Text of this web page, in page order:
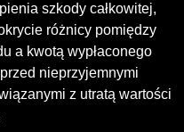
szkody całkowitej,
różnicy pomiędzy
a kwotą wypłaconego
nieprzyjemnymi
z utratą wartości